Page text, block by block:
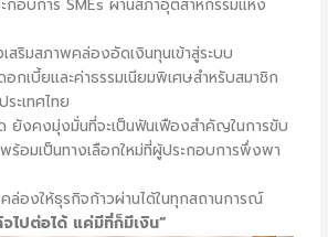
อบการ SMEs ผ่านสภาอุตสาหกรรมแห่ง
ริมสภาพคล่องอัดเงินทุนเข้าสู่ระบบ
กเบี้ยและค่าธรรมเนียมพิเศษสำหรับสมาชิก
ะเทศไทย
ยังคงมุ่งมั่นที่จะเป็นฟันเฟืองสำคัญในการขับ
ร้อมเป็นทางเลือกใหม่ที่ผู้ประกอบการพึ่งพา
ล่องให้ธุรกิจก้าวผ่านได้ในทุกสถานการณ์
ไปต่อได้ แค่มีที่ก็มีเงิน”